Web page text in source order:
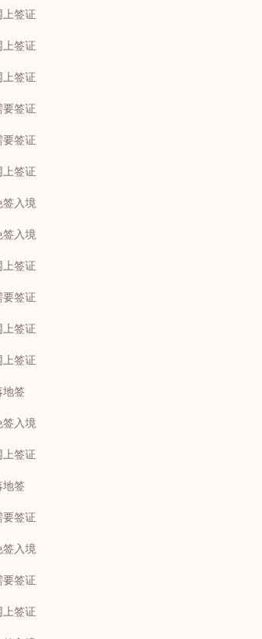
上签证
上签证
上签证
要签证
要签证
上签证
签入境
签入境
上签证
要签证
上签证
上签证
地签
签入境
上签证
地签
要签证
签入境
要签证
上签证